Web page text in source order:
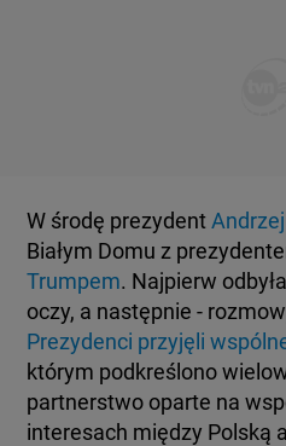
W środę prezydent
Białym Domu z
Trumpem. Najpierw
oczy, a następnie -
Prezydenci przyjęli
którym podkreślono
partnerstwo oparte na
interesach między Polską
OLSZTYN
OPOLE
RZESZÓW
SZKŁO KONTAKTOWE
CIEKAWOSTKI
PROGRAMY